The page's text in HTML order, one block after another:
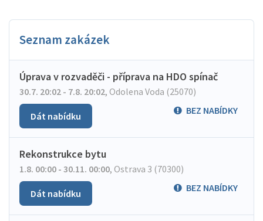
Seznam zakázek
Úprava v rozvaděči - příprava na HDO spínač
30.7. 20:02 - 7.8. 20:02, Odolena Voda (25070)
BEZ NABÍDKY
Dát nabídku
Rekonstrukce bytu
1.8. 00:00 - 30.11. 00:00, Ostrava 3 (70300)
BEZ NABÍDKY
Dát nabídku